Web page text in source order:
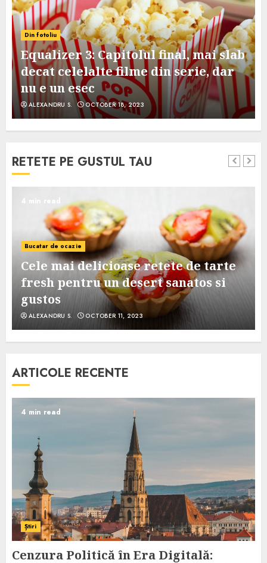
Din fotoliu
Equalizer 3: Capitolul final, mai slab
decat celelalte filme din serie, dar
nu e un esec
ALEXANDRU S. OCTOBER 18, 2023
RETETE PE GUSTUL TAU
4 min read
Bucatar de ocazie
Cele mai delicioase retete de tarte
fresh pentru un desert sanatos si
gustos
ALEXANDRU S. OCTOBER 11, 2023
ARTICOLE RECENTE
4 min read
Știri
Cenzura Politică în Era Digitală: